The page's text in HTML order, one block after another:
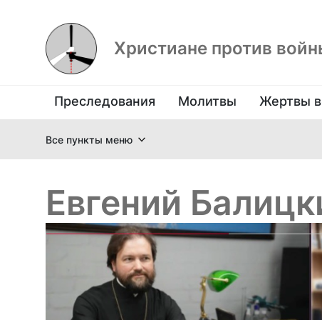
Христиане против
Преследования Молитвы Жертвы
Все пункты меню
Евгений